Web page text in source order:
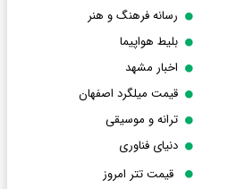
رسانه فرهنگ و هنر
بلیط هواپیما
اخبار مشهد
قیمت میلگرد اصفهان
ترانه و موسیقی
دنیای فناوری
قیمت تتر امروز